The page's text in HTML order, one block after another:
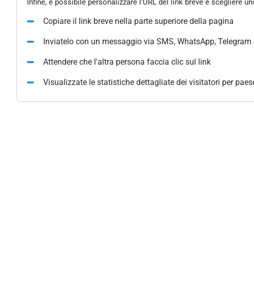
Infine, è possibile personalizzare l'URL del link breve e scegliere
Copiare il link breve nella parte superiore della pagina
Inviatelo con un messaggio via SMS, WhatsApp,
Attendere che l'altra persona faccia clic sul link
Visualizzate le statistiche dettagliate dei visitatori per